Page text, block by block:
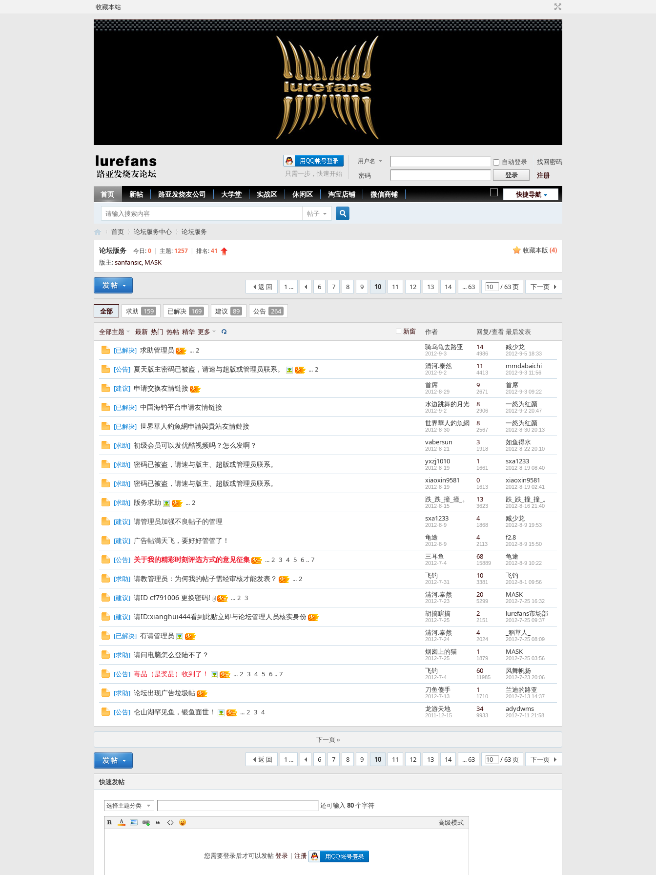
收藏本站
用户名 自动登录
找回密码
密码
登录 注册
只需一步，快速开始
快捷导航
首页 新帖 路亚发烧友公司 大学堂 实战区 休闲区 淘宝店铺 微信商铺
帖子
路
友
—
»
首页
›
论坛版务中心
›
论坛版务
收藏本版 (4)
论坛版务 今日:0 | 主题: 1257 | 排名:41
版主:sanfansic, MASK
1 ... 6 7 8 9 10 11 12 13 14 ... 63 / 63 页 下一页
返 回
全部 求助 159 已解决 169 建议 89 公告 264
新窗
全部主题 最新 热门 热帖 精华 更多 作者 回复/查看最后发表
[已解决] 求助管理员 ... 2 骑乌龟去路亚
2012-9-3
14
4986
臧少龙
2012-9-5 18:33
[公告] 夏天版主密码已被盗，请速与超版或管理员联系。 ... 2 清河.泰然
2012-9-2
11
4413
mmdabaichi
2012-9-3 11:56
[建议] 申请交换友情链接 首席
2012-8-29
9
2671
首席
2012-9-3 09:22
[已解决] 中国海钓平台申请友情链接 水边跳舞的月光
2012-9-2
8
2906
一怒为红颜
2012-9-2 20:47
[已解决] 世界華人釣魚網申請與貴站友情鏈接 世界華人釣魚網
2012-8-30
8
2567
一怒为红颜
2012-8-30 20:13
[求助] 初级会员可以发优酷视频吗？怎么发啊？ vabersun
2012-8-21
3
1918
如鱼得水
2012-8-22 20:10
[求助] 密码已被盗，请速与版主、超版或管理员联系。 yxzj1010
2012-8-19
1
1661
sxa1233
2012-8-19 08:40
[求助] 密码已被盗，请速与版主、超版或管理员联系。 xiaoxin9581
2012-8-19
0
1613
xiaoxin9581
2012-8-19 02:41
[求助] 版务求助 ... 2 跌_跌_撞_撞_。
2012-8-15
13
3623
跌_跌_撞_撞_。
2012-8-16 21:40
[建议] 请管理员加强不良帖子的管理 sxa1233
2012-8-9
4
1868
臧少龙
2012-8-9 19:53
[建议] 广告帖满天飞，要好好管管了！ 龟途
2012-8-9
4
2113
f2.8
2012-8-9 15:50
[公告] 关于我的精彩时刻评选方式的意见征集 ... 2 3 4 5 6 .. 7 三耳鱼
2012-7-4
68
15889
龟途
2012-8-9 10:22
[求助] 请教管理员：为何我的帖子需经审核才能发表？ ... 2 飞钓
2012-7-31
10
3381
飞钓
2012-8-1 09:56
[建议] 请ID cf791006 更换密码! ... 2 3 清河.泰然
2012-7-23
20
5299
MASK
2012-7-25 16:32
[建议] 请ID:xianghui444看到此贴立即与论坛管理人员核实身份 胡搞瞎搞
2012-7-25
2
2151
lurefans市场部
2012-7-25 09:37
[已解决] 有请管理员 清河.泰然
2012-7-24
4
2024
_稻草人_
2012-7-25 08:09
[求助] 请问电脑怎么登陆不了？ 烟囱上的猫
2012-7-25
1
1879
MASK
2012-7-25 03:56
[公告] 毒品（是奖品）收到了！ ... 2 3 4 5 6 .. 7 飞钓
2012-7-4
60
11985
风舞帆扬
2012-7-23 20:06
[求助] 论坛出现广告垃圾帖 刀鱼傻手
2012-7-13
1
1710
兰迪的路亚
2012-7-13 14:37
[公告] 仑山湖罕见鱼，银鱼面世！ ... 2 3 4 龙游天地
2011-12-15
34
9933
adydwms
2012-7-11 21:58
下一页 »
1 ... 6 7 8 9 10 11 12 13 14 ... 63 / 63 页 下一页
返 回
快速发帖
选择主题分类 还可输入 80个字符
高级模式
您需要登录后才可以发帖登录 | 注册